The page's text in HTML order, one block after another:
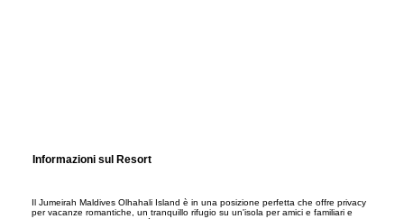
Informazioni sul Resort
Il Jumeirah Maldives Olhahali Island è in una posizione perfetta che offre privacy
per vacanze romantiche, un tranquillo rifugio su un'isola per amici e familiari e